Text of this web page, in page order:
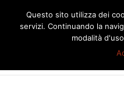
Questo sito utilizza dei
servizi. Continuando la
modalità